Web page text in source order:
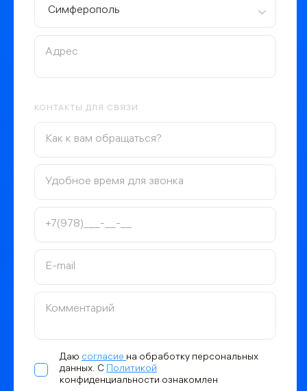
Симферополь
КОНТАКТЫ ДЛЯ СВЯЗИ
Даю согласие на обработку персональных
данных. С Политикой
конфиденциальности ознакомлен